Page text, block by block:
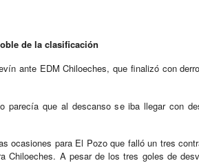
de la clasificación
ante EDM Chiloeches, que finalizó con
parecía que al descanso se iba llegar con
ocasiones para El Pozo que falló un tres
Chiloeches. A pesar de los tres goles de